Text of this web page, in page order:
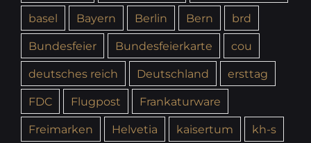
basel
Bayern Berlin Bern
brd
Bundesfeier
Bundesfeierkarte
cou
deutsches reich
Deutschland
ersttag
FDC
Flugpost
Frankaturware
Freimarken
Helvetia kaisertum
kh-s